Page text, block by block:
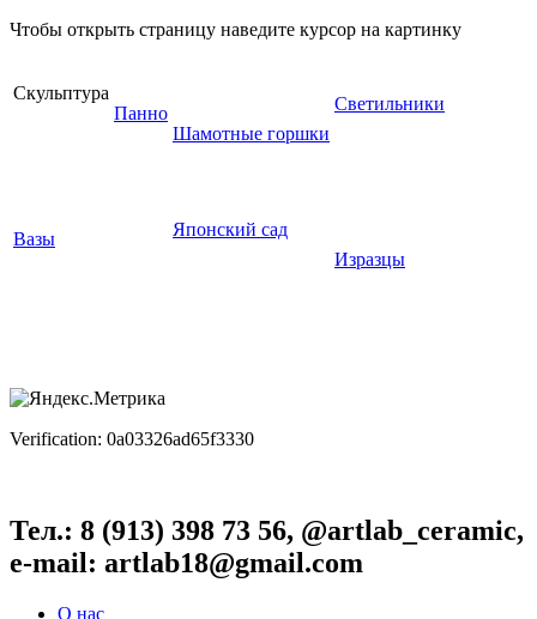
Чтобы открыть страницу наведите курсор на картинку
Скульптура
Панно
Шамотные горшки
Светильники
Вазы
Японский сад
Изразцы
Verification: 0a03326ad65f3330
Тел.: 8 (913) 398 73 56, @artlab_ceramic,
e-mail: artlab18@gmail.com
О нас